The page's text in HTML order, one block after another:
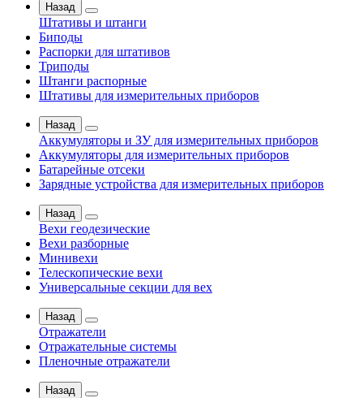
Назад
Штативы и штанги
Биподы
Распорки для штативов
Триподы
Штанги распорные
Штативы для измерительных приборов
Назад
Аккумуляторы и ЗУ для измерительных приборов
Аккумуляторы для измерительных приборов
Батарейные отсеки
Зарядные устройства для измерительных приборов
Назад
Вехи геодезические
Вехи разборные
Минивехи
Телескопические вехи
Универсальные секции для вех
Назад
Отражатели
Отражательные системы
Пленочные отражатели
Назад